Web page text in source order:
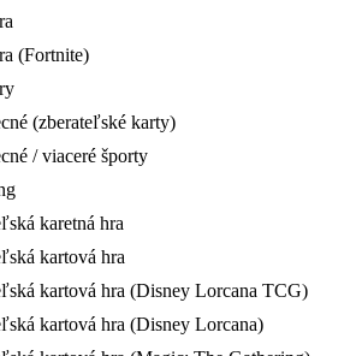
(Fortnite)
(zberateľské karty)
/ viaceré športy
karetná hra
kartová hra
kartová hra (Disney Lorcana TCG)
kartová hra (Disney Lorcana)